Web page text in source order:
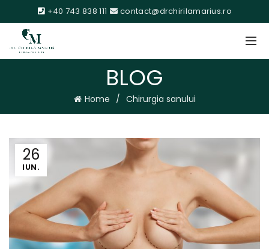
+40 743 838 111 contact@drchirilamarius.ro
BLOG
Home Chirurgia sanului
26
IUN.